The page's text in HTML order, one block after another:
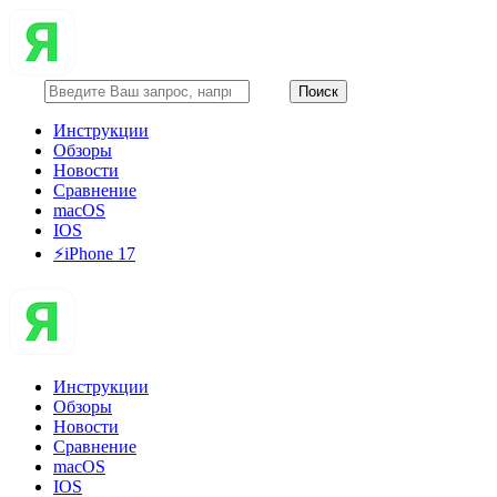
Инструкции
Обзоры
Новости
Сравнение
macOS
IOS
⚡️iPhone 17
Инструкции
Обзоры
Новости
Сравнение
macOS
IOS